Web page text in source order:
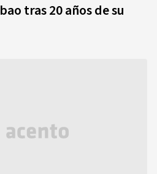
tras 20 años de su